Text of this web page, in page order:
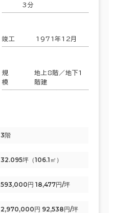
3分
竣工 1971年12月
規
模
地上8階／地下1
階建
3階
32.095坪（106.1㎡）
593,000円 18,477円/坪
2,970,000円 92,538円/坪